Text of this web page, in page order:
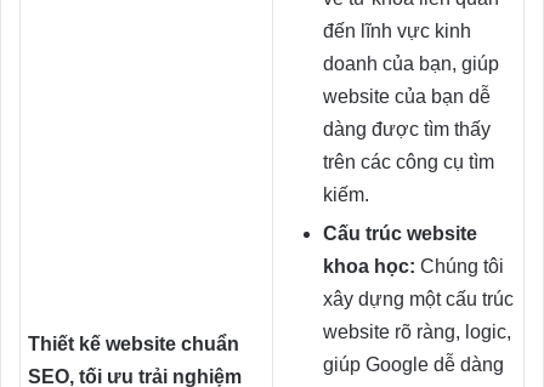
Thiết kế website chuẩn
SEO, tối ưu trải nghiệm
đến lĩnh vực kinh
doanh của bạn, giúp
website của bạn dễ
dàng được tìm thấy
trên các công cụ tìm
kiếm.
Cấu trúc website
khoa học: Chúng tôi
xây dựng một cấu trúc
website rõ ràng, logic,
giúp Google dễ dàng